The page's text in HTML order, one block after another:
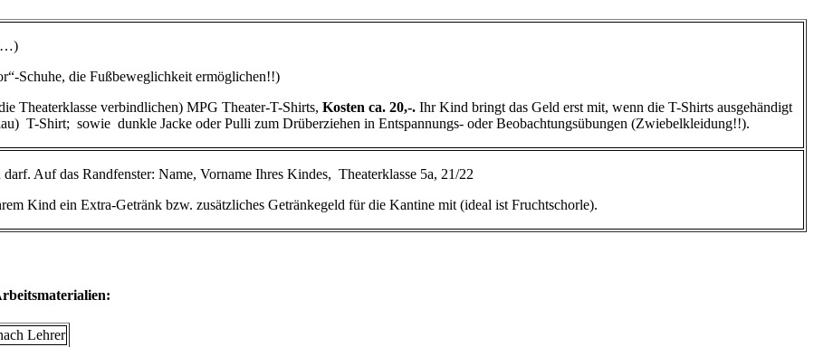
Schuhe, die Fußbeweglichkeit ermöglichen!!)
Theaterklasse verbindlichen) MPG Theater-T-Shirts, Kosten ca. 20,-. Ihr Kind bringt das Geld erst mit, wenn die T-Shirts ausgehändigt
T-Shirt; sowie dunkle Jacke oder Pulli zum Drüberziehen in Entspannungs- oder Beobachtungsübungen (Zwiebelkleidung!!).
Auf das Randfenster: Name, Vorname Ihres Kindes, Theaterklasse 5a, 21/22
Kind ein Extra-Getränk bzw. zusätzliches Getränkegeld für die Kantine mit (ideal ist Fruchtschorle).
Lehrer